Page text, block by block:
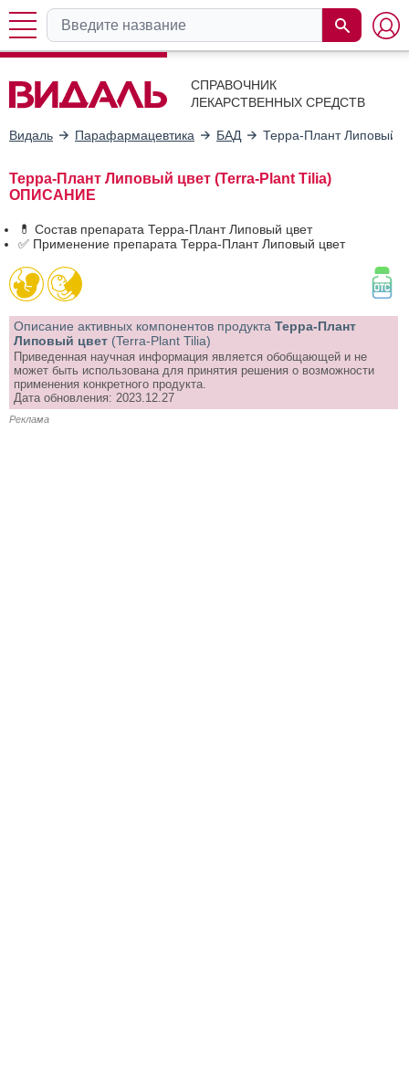
СПРАВОЧНИК
ЛЕКАРСТВЕННЫХ СРЕДСТВ
Видаль Парафармацевтика БАД Терра-Плант Липовый
Терра-Плант Липовый цвет (Terra-Plant Tilia)
ОПИСАНИЕ
💊 Состав препарата Терра-Плант Липовый цвет
✅ Применение препарата Терра-Плант Липовый цвет
Описание активных компонентов продукта Терра-Плант
Липовый цвет (Terra-Plant Tilia)
Приведенная научная информация является обобщающей и не
может быть использована для принятия решения о возможности
применения конкретного продукта.
Дата обновления: 2023.12.27
Реклама